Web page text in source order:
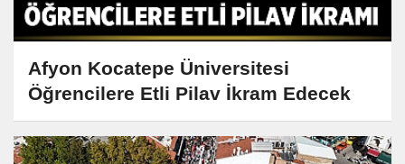
Afyon Kocatepe Üniversitesi
Öğrencilere Etli Pilav İkram Edecek